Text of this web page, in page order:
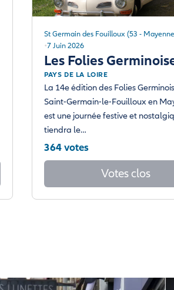
St Germain des Fouilloux (53 -
7 Juin 2026
Les Folies
PAYS DE LA LOIRE
La 14e édition des Folies
Saint-Germain-le-Fouilloux en
est une journée festive et
tiendra le…
364 votes
Votes clos